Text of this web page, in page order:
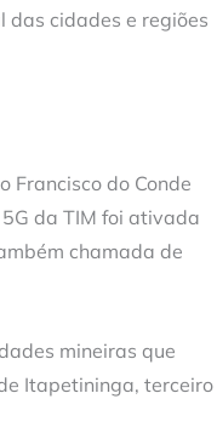
das cidades e regiões
Francisco do Conde
da TIM foi ativada
chamada de
mineiras que
Itapetininga, terceiro